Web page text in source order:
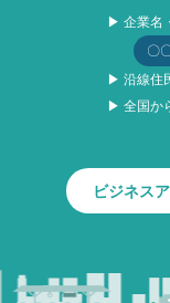
▶ 企業名
〇
▶ 沿線住
▶ 全国か
ビジネス